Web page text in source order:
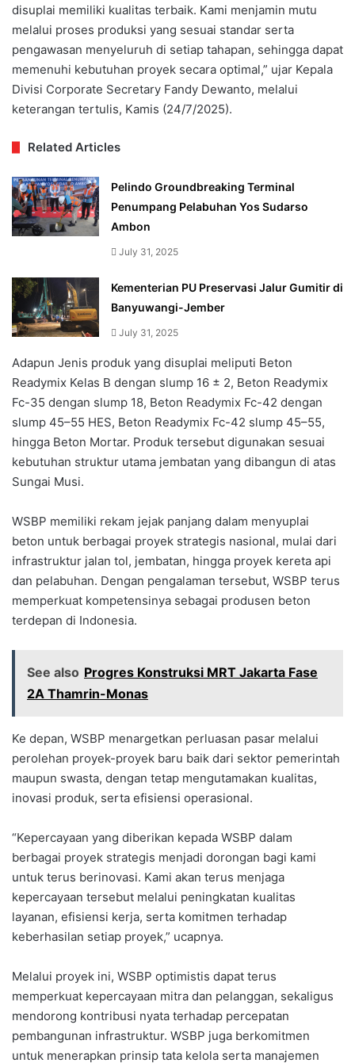
disuplai memiliki kualitas terbaik. Kami menjamin mutu
melalui proses produksi yang sesuai standar serta
pengawasan menyeluruh di setiap tahapan, sehingga dapat
memenuhi kebutuhan proyek secara optimal,” ujar Kepala
Divisi Corporate Secretary Fandy Dewanto, melalui
keterangan tertulis, Kamis (24/7/2025).
Related Articles
Pelindo Groundbreaking Terminal
Penumpang Pelabuhan Yos Sudarso
Ambon
July 31, 2025
Kementerian PU Preservasi Jalur Gumitir di
Banyuwangi-Jember
July 31, 2025
Adapun Jenis produk yang disuplai meliputi Beton
Readymix Kelas B dengan slump 16 ± 2, Beton Readymix
Fc-35 dengan slump 18, Beton Readymix Fc-42 dengan
slump 45–55 HES, Beton Readymix Fc-42 slump 45–55,
hingga Beton Mortar. Produk tersebut digunakan sesuai
kebutuhan struktur utama jembatan yang dibangun di atas
Sungai Musi.
WSBP memiliki rekam jejak panjang dalam menyuplai
beton untuk berbagai proyek strategis nasional, mulai dari
infrastruktur jalan tol, jembatan, hingga proyek kereta api
dan pelabuhan. Dengan pengalaman tersebut, WSBP terus
memperkuat kompetensinya sebagai produsen beton
terdepan di Indonesia.
See also Progres Konstruksi MRT Jakarta Fase
2A Thamrin-Monas
Ke depan, WSBP menargetkan perluasan pasar melalui
perolehan proyek-proyek baru baik dari sektor pemerintah
maupun swasta, dengan tetap mengutamakan kualitas,
inovasi produk, serta efisiensi operasional.
“Kepercayaan yang diberikan kepada WSBP dalam
berbagai proyek strategis menjadi dorongan bagi kami
untuk terus berinovasi. Kami akan terus menjaga
kepercayaan tersebut melalui peningkatan kualitas
layanan, efisiensi kerja, serta komitmen terhadap
keberhasilan setiap proyek,” ucapnya.
Melalui proyek ini, WSBP optimistis dapat terus
memperkuat kepercayaan mitra dan pelanggan, sekaligus
mendorong kontribusi nyata terhadap percepatan
pembangunan infrastruktur. WSBP juga berkomitmen
untuk menerapkan prinsip tata kelola serta manajemen